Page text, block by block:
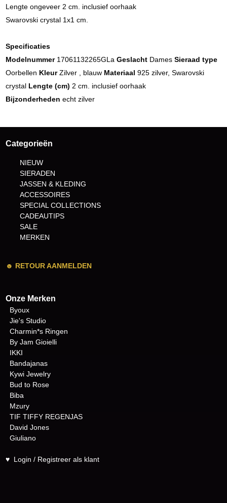
Lengte ongeveer 2 cm. inclusief oorhaak
Swarovski crystal 1x1 cm.
Specificaties
Modelnummer17061132265GLa GeslachtDames Sieraad type
Oorbellen KleurZilver , blauw Materiaal 925 zilver, Swarovski
crystal Lengte (cm) 2 cm. inclusief oorhaak
Bijzonderheden echt zilver
Categorieën
NIEUW
SIERADEN
JASSEN & KLEDING
ACCESSOIRES
SPECIAL COLLECTIONS
CADEAUTIPS
SALE
MERKEN
☻ RETOUR AANMELDEN
Onze Merken
Byoux
Jie's Studio
Charmin*s Ringen
By Jam Gioielli
IKKI
Bandajanas
Kywi Jewelry
Bud to Rose
Biba
Mzury
TIF TIFFY REGENJAS
David Jones
Giuliano
♥ Login / Registreer als klant